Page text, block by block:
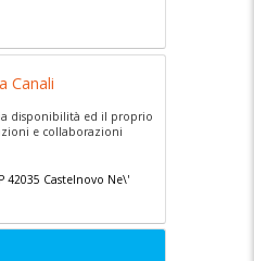
Canali
disponibilità ed il proprio
e collaborazioni
42035 Castelnovo Ne\'